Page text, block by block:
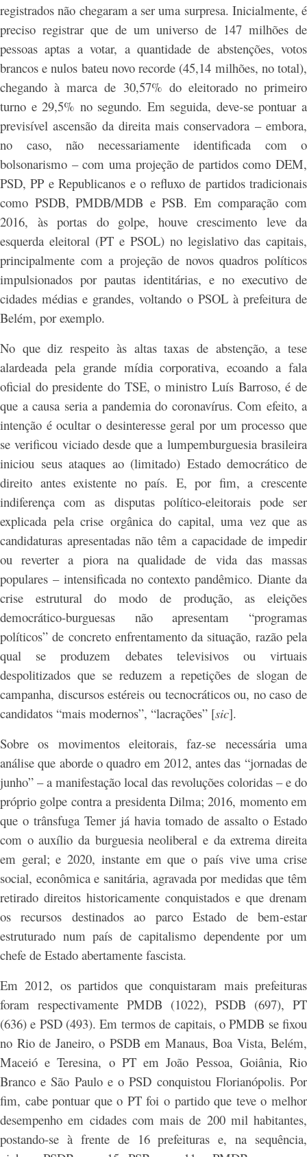
registrados não chegaram a ser uma surpresa. Inicialmente, é
preciso registrar que de um universo de 147 milhões de
pessoas aptas a votar, a quantidade de abstenções, votos
brancos e nulos bateu novo recorde (45,14 milhões, no total),
chegando à marca de 30,57% do eleitorado no primeiro
turno e 29,5% no segundo. Em seguida, deve-se pontuar a
previsível ascensão da direita mais conservadora – embora,
no caso, não necessariamente identificada com o
bolsonarismo – com uma projeção de partidos como DEM,
PSD, PP e Republicanos e o refluxo de partidos tradicionais
como PSDB, PMDB/MDB e PSB. Em comparação com
2016, às portas do golpe, houve crescimento leve da
esquerda eleitoral (PT e PSOL) no legislativo das capitais,
principalmente com a projeção de novos quadros políticos
impulsionados por pautas identitárias, e no executivo de
cidades médias e grandes, voltando o PSOL à prefeitura de
Belém, por exemplo.
No que diz respeito às altas taxas de abstenção, a tese
alardeada pela grande mídia corporativa, ecoando a fala
oficial do presidente do TSE, o ministro Luís Barroso, é de
que a causa seria a pandemia do coronavírus. Com efeito, a
intenção é ocultar o desinteresse geral por um processo que
se verificou viciado desde que a lumpemburguesia brasileira
iniciou seus ataques ao (limitado) Estado democrático de
direito antes existente no país. E, por fim, a crescente
indiferença com as disputas político-eleitorais pode ser
explicada pela crise orgânica do capital, uma vez que as
candidaturas apresentadas não têm a capacidade de impedir
ou reverter a piora na qualidade de vida das massas
populares – intensificada no contexto pandêmico. Diante da
crise estrutural do modo de produção, as eleições
democrático-burguesas não apresentam “programas
políticos” de concreto enfrentamento da situação, razão pela
qual se produzem debates televisivos ou virtuais
despolitizados que se reduzem a repetições de slogan de
campanha, discursos estéreis ou tecnocráticos ou, no caso de
candidatos “mais modernos”, “lacrações” [sic].
Sobre os movimentos eleitorais, faz-se necessária uma
análise que aborde o quadro em 2012, antes das “jornadas de
junho” – a manifestação local das revoluções coloridas – e do
próprio golpe contra a presidenta Dilma; 2016, momento em
que o trânsfuga Temer já havia tomado de assalto o Estado
com o auxílio da burguesia neoliberal e da extrema direita
em geral; e 2020, instante em que o país vive uma crise
social, econômica e sanitária, agravada por medidas que têm
retirado direitos historicamente conquistados e que drenam
os recursos destinados ao parco Estado de bem-estar
estruturado num país de capitalismo dependente por um
chefe de Estado abertamente fascista.
Em 2012, os partidos que conquistaram mais prefeituras
foram respectivamente PMDB (1022), PSDB (697), PT
(636) e PSD (493). Em termos de capitais, o PMDB se fixou
no Rio de Janeiro, o PSDB em Manaus, Boa Vista, Belém,
Maceió e Teresina, o PT em João Pessoa, Goiânia, Rio
Branco e São Paulo e o PSD conquistou Florianópolis. Por
fim, cabe pontuar que o PT foi o partido que teve o melhor
desempenho em cidades com mais de 200 mil habitantes,
postando-se à frente de 16 prefeituras e, na sequência,